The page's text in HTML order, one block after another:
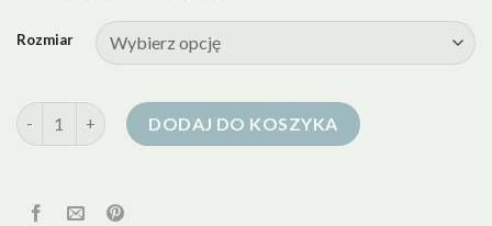
Rozmiar
ilość kurtka puchowa z pierzem damska
DODAJ DO KOSZYKA